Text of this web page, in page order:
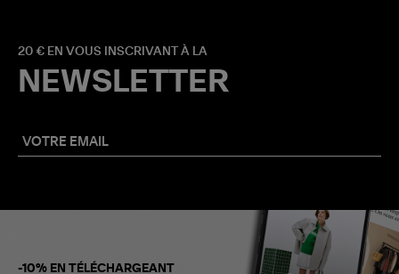
20 € EN VOUS INSCRIVANT À LA
NEWSLETTER
-10% EN TÉLÉCHARGEANT